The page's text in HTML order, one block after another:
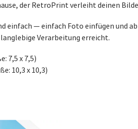
der RetroPrint verleiht deinen
einfach — einfach Foto einfügen und
Verarbeitung erreicht.
7,5 x 7,5)
10,3 x 10,3)